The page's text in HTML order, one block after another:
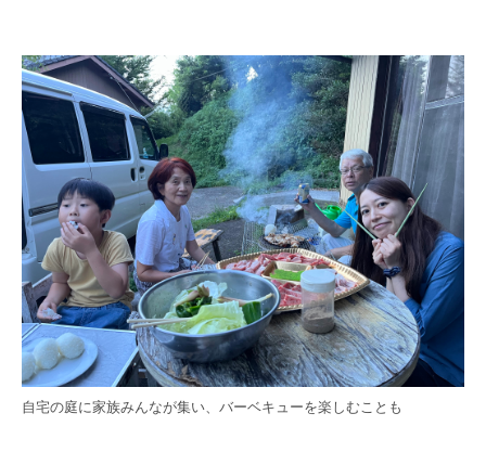
自宅の庭に家族みんなが集い、バーベキューを楽しむことも